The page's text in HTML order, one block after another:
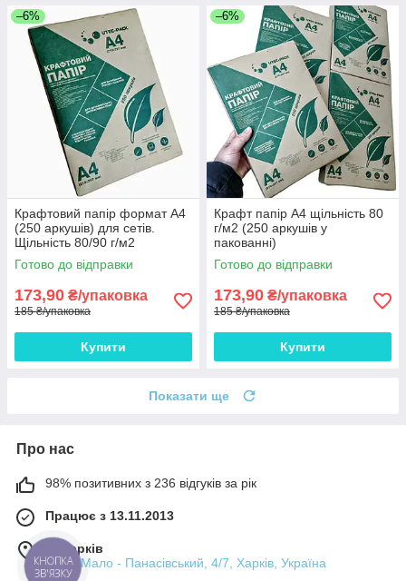
–6%
Крафтовий папір формат А4
(250 аркушів) для сетів.
Щільність 80/90 г/м2
Готово до відправки
173,90 ₴/упаковка
185 ₴/упаковка
Купити
–6%
Крафт папір А4 щільність 80
г/м2 (250 аркушів у
пакованні)
Готово до відправки
173,90 ₴/упаковка
185 ₴/упаковка
Купити
Показати ще
Про нас
98% позитивних з 236 відгуків за рік
Працює з 13.11.2013
м. Харків
пров. Мало - Панасівський, 4/7, Харків, Україна
КНОПКА
ЗВ'ЯЗКУ